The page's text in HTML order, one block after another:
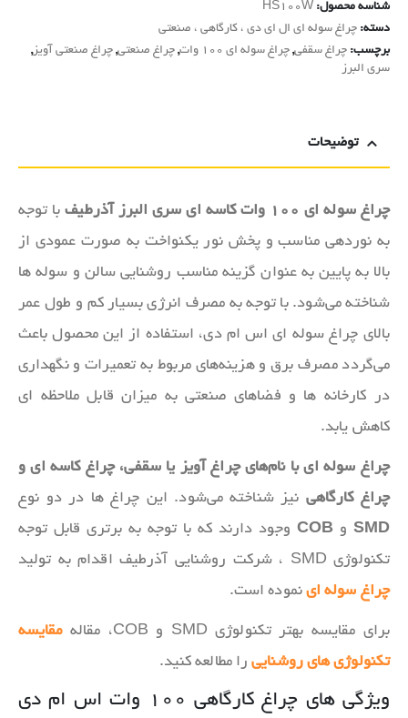
شناسه محصول: HS100W
دسته: چراغ سوله ای ال ای دی ، کارگاهی ، صنعتی
برچسب: چراغ سقفی, چراغ سوله ای 100 وات , چراغ صنعتی, چراغ صنعتی آویز,
سری البرز
توضیحات
چراغ سوله‌ ای ۱۰۰ وات کاسه ای سری البرز آذرطیف
با توجه
به نوردهی مناسب و پخش نور یکنواخت به صورت عمودی از
بالا به پایین به عنوان گزینه مناسب روشنایی سالن و سوله ها
شناخته می‌شود. با توجه به مصرف انرژی بسیار کم و طول عمر
بالای چراغ سوله ای اس ام دی، استفاده از این محصول باعث
می‌گردد مصرف برق و هزینه‌های مربوط به تعمیرات و نگهداری
در کارخانه ها و فضاهای صنعتی به میزان قابل ملاحظه ای
کاهش یابد.
چراغ سوله ای با نام‌های چراغ آویز یا سقفی، چراغ کاسه ای و
چراغ کارگاهی نیز شناخته می‌شود. این چراغ ها در دو نوع
SMD و COB وجود دارند که با توجه به برتری قابل توجه
تکنولوژی SMD ، شرکت روشنایی آذرطیف اقدام به تولید
چراغ سوله ای نموده است.
برای مقایسه بهتر تکنولوژی SMD و COB، مقاله
مقایسه
تکنولوژی های روشناییرا مطالعه کنید.
ویژگی های چراغ کارگاهی ۱۰۰ وات اس ام دی